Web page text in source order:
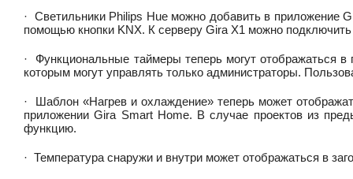
· Светильники Philips Hue можно добавить в приложение
помощью кнопки KNX. К серверу Gira X1 можно
·
Функциональные таймеры теперь могут отображаться
которым могут управлять только администраторы.
·
Шаблон «Нагрев и охлаждение» теперь может
приложении Gira Smart Home. В случае проектов из
функцию.
· Температура снаружи и внутри может отображаться в